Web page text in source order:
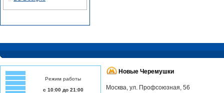
Режим работы
с 10:00 до 21:00
Новые Черемушки
Москва, ул. Профсоюзная, 56